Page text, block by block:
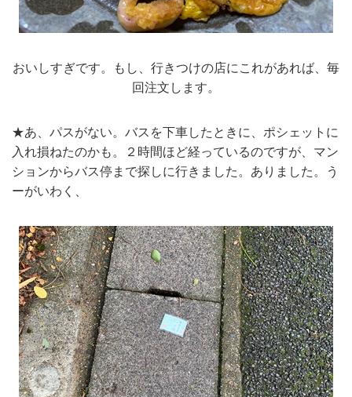
おいしすぎです。もし、行きつけの店にこれがあれば、毎
回注文します。
★あ、パスがない。バスを下車したときに、ポシェットに
入れ損ねたのかも。２時間ほど経っているのですが、マン
ションからバス停まで探しに行きました。ありました。う
ーがいわく、